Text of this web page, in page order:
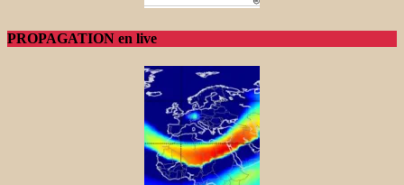
PROPAGATION en live